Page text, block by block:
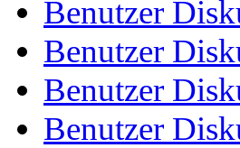
Benutzer
Benutzer
Benutzer
Benutzer